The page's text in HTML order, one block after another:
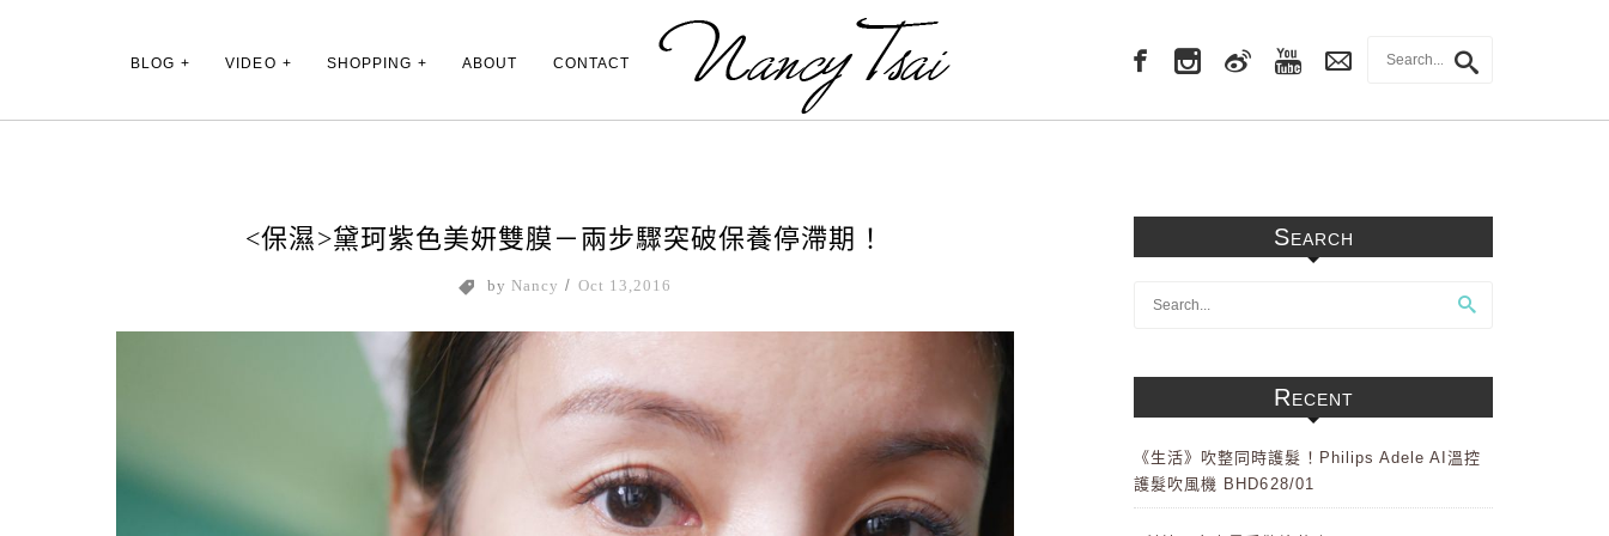
Main Menu
BLOG VIDEO SHOPPING ABOUT CONTACT
<保濕>黛珂紫色美妍雙膜－兩步驟突破保養停滯期！
by Nancy / Oct 13,2016
Search
Recent
《生活》吹整同時護髮！Philips Adele AI溫控
護髮吹風機 BHD628/01